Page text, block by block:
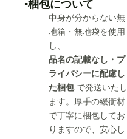
▪️梱包について
中身が分からない無
地箱・無地袋を使用
し、
品名の記載なし・プ
ライバシーに配慮し
た梱包で発送いたし
ます。厚手の緩衝材
で丁寧に梱包してお
りますので、安心し